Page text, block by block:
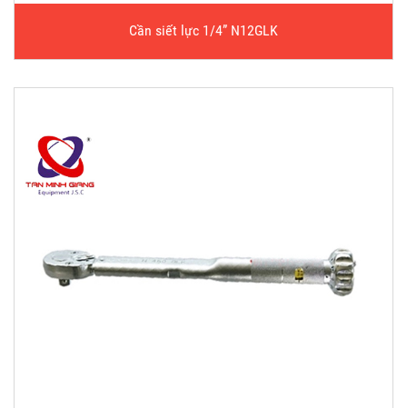
Cần siết lực 1/4” N12GLK